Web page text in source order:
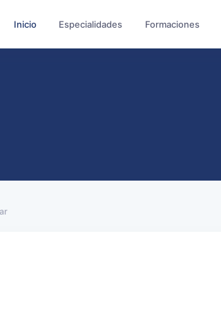
Inicio Especialidades Formaciones